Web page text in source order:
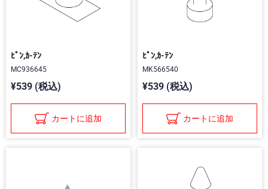
ﾋﾟﾝ,ｶ-ﾃﾝ
MC936645
¥539 (税込)
カートに追加
ﾋﾟﾝ,ｶ-ﾃﾝ
MK566540
¥539 (税込)
カートに追加